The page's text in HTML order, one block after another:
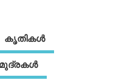
കൃതികൾ